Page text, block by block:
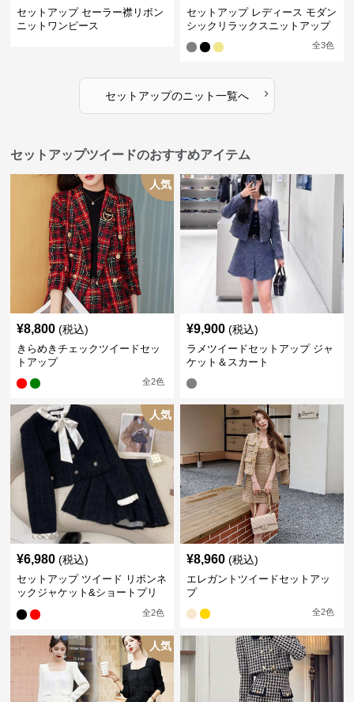
セットアップ セーラー襟リボン
ニットワンピース
セットアップ レディース モダン
シックリラックスニットアップ
全3色
セットアップのニット一覧へ ›
セットアップツイードのおすすめアイテム
人気
¥8,800 (税込)
きらめきチェックツイードセッ
トアップ
全2色
¥9,900 (税込)
ラメツイードセットアップ ジャ
ケット＆スカート
人気
¥6,980 (税込)
セットアップ ツイード リボンネ
ックジャケット&ショートプリ
全2色
¥8,960 (税込)
エレガントツイードセットアッ
プ
全2色
人気